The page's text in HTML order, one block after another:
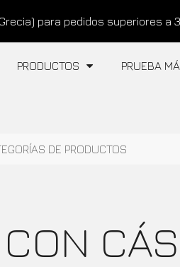
para pedidos superiores a
PRODUCTOS PRUEBA
DE PRODUCTOS